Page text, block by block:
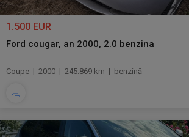
1.500 EUR
Ford cougar, an 2000, 2.0 benzina
Coupe | 2000 | 245.869 km | benzină